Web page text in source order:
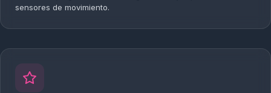
sensores de movimiento.